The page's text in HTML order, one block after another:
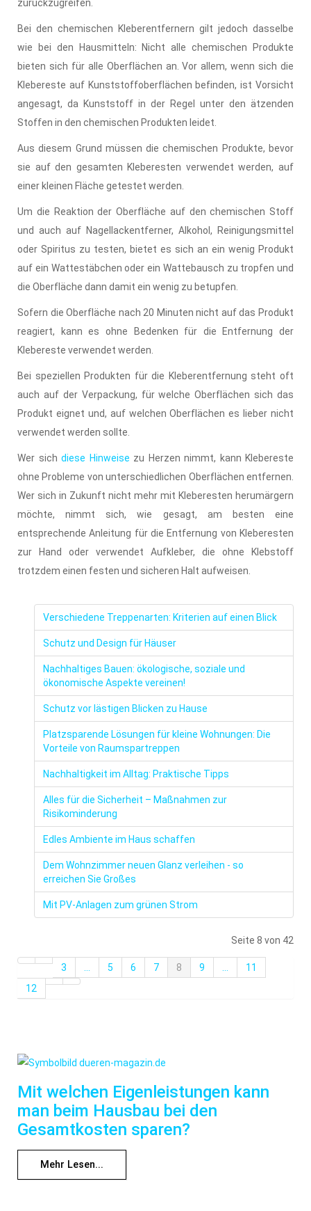
zurückzugreifen.
Bei den chemischen Kleberentfernern gilt jedoch dasselbe
wie bei den Hausmitteln: Nicht alle chemischen Produkte
bieten sich für alle Oberflächen an. Vor allem, wenn sich die
Klebereste auf Kunststoffoberflächen befinden, ist Vorsicht
angesagt, da Kunststoff in der Regel unter den ätzenden
Stoffen in den chemischen Produkten leidet.
Aus diesem Grund müssen die chemischen Produkte, bevor
sie auf den gesamten Kleberesten verwendet werden, auf
einer kleinen Fläche getestet werden.
Um die Reaktion der Oberfläche auf den chemischen Stoff
und auch auf Nagellackentferner, Alkohol, Reinigungsmittel
oder Spiritus zu testen, bietet es sich an ein wenig Produkt
auf ein Wattestäbchen oder ein Wattebausch zu tropfen und
die Oberfläche dann damit ein wenig zu betupfen.
Sofern die Oberfläche nach 20 Minuten nicht auf das Produkt
reagiert, kann es ohne Bedenken für die Entfernung der
Klebereste verwendet werden.
Bei speziellen Produkten für die Kleberentfernung steht oft
auch auf der Verpackung, für welche Oberflächen sich das
Produkt eignet und, auf welchen Oberflächen es lieber nicht
verwendet werden sollte.
Wer sich diese Hinweise zu Herzen nimmt, kann Klebereste
ohne Probleme von unterschiedlichen Oberflächen entfernen.
Wer sich in Zukunft nicht mehr mit Kleberesten herumärgern
möchte, nimmt sich, wie gesagt, am besten eine
entsprechende Anleitung für die Entfernung von Kleberesten
zur Hand oder verwendet Aufkleber, die ohne Klebstoff
trotzdem einen festen und sicheren Halt aufweisen.
Verschiedene Treppenarten: Kriterien auf einen Blick
Schutz und Design für Häuser
Nachhaltiges Bauen: ökologische, soziale und
ökonomische Aspekte vereinen!
Schutz vor lästigen Blicken zu Hause
Platzsparende Lösungen für kleine Wohnungen: Die
Vorteile von Raumspartreppen
Nachhaltigkeit im Alltag: Praktische Tipps
Alles für die Sicherheit – Maßnahmen zur
Risikominderung
Edles Ambiente im Haus schaffen
Dem Wohnzimmer neuen Glanz verleihen - so
erreichen Sie Großes
Mit PV-Anlagen zum grünen Strom
Seite 8 von 42
3 5 6 7 8 9
11
12
Mit welchen Eigenleistungen kann
man beim Hausbau bei den
Gesamtkosten sparen?
Mehr Lesen...